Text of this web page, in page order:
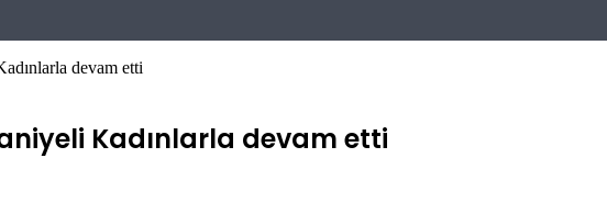
devam etti
Kadınlarla devam etti